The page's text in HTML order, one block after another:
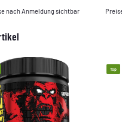
nach Anmeldung sichtbar
Top